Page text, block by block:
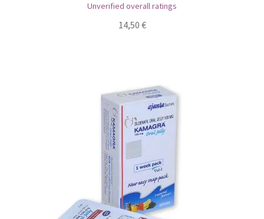
mit 4.60
von 5
Unverified overall ratings
14,50 €